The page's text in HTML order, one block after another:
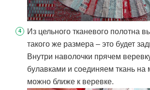
Из цельного тканевого полотна
такого же размера – это будет
Внутри наволочки прячем
булавками и соединяем ткань на
можно ближе к веревке.